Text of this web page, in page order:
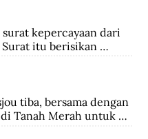
kepercayaan dari
itu berisikan
Indonesia-CHile.
tiba, bersama dengan
Tanah Merah untuk
sebagai penguasa